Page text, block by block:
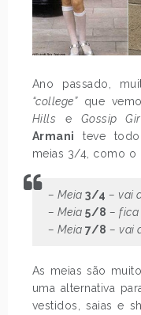
Ano passado,
“college”que
Hills e Gossip
Armani
teve
meias 3/4, como o
– Meia 3/4 – vai
– Meia5/8 – fica
– Meia7/8 – vai
As meias são
uma alternativa
vestidos, saias e